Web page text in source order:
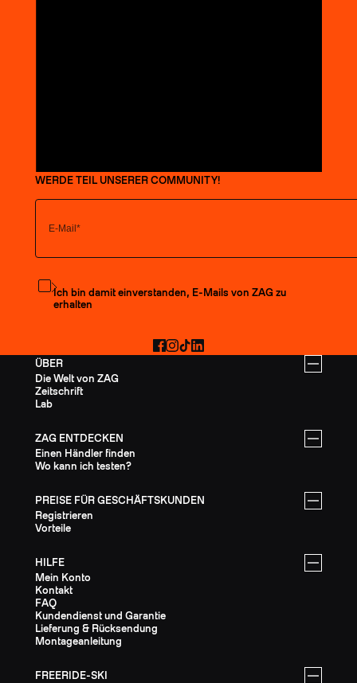
ÜBER
Die Welt von ZAG
Zeitschrift
Lab
ZAG ENTDECKEN
Einen Händler finden
Wo kann ich testen?
PREISE FÜR GESCHÄFTSKUNDEN
Registrieren
Vorteile
HILFE
Mein Konto
Kontakt
FAQ
Kundendienst und Garantie
Lieferung & Rücksendung
Montageanleitung
FREERIDE-SKI
WERDE TEIL UNSERER COMMUNITY!
Den Newsletter abonnieren
Ich bin damit einverstanden, E-Mails von ZAG zu
erhalten
Facebook
Instagram
TikTokLinkedIn